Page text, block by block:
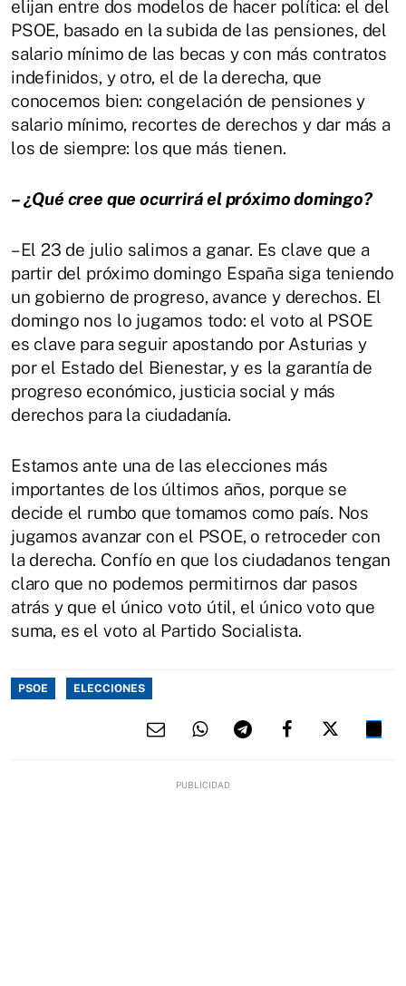
elijan entre dos modelos de hacer política: el del
PSOE, basado en la subida de las pensiones, del
salario mínimo de las becas y con más contratos
indefinidos, y otro, el de la derecha, que
conocemos bien: congelación de pensiones y
salario mínimo, recortes de derechos y dar más a
los de siempre: los que más tienen.
– ¿Qué cree que ocurrirá el próximo domingo?
– El 23 de julio salimos a ganar. Es clave que a
partir del próximo domingo España siga teniendo
un gobierno de progreso, avance y derechos. El
domingo nos lo jugamos todo: el voto al PSOE
es clave para seguir apostando por Asturias y
por el Estado del Bienestar, y es la garantía de
progreso económico, justicia social y más
derechos para la ciudadanía.
Estamos ante una de las elecciones más
importantes de los últimos años, porque se
decide el rumbo que tomamos como país. Nos
jugamos avanzar con el PSOE, o retroceder con
la derecha. Confío en que los ciudadanos tengan
claro que no podemos permitirnos dar pasos
atrás y que el único voto útil, el único voto que
suma, es el voto al Partido Socialista.
PSOE ELECCIONES